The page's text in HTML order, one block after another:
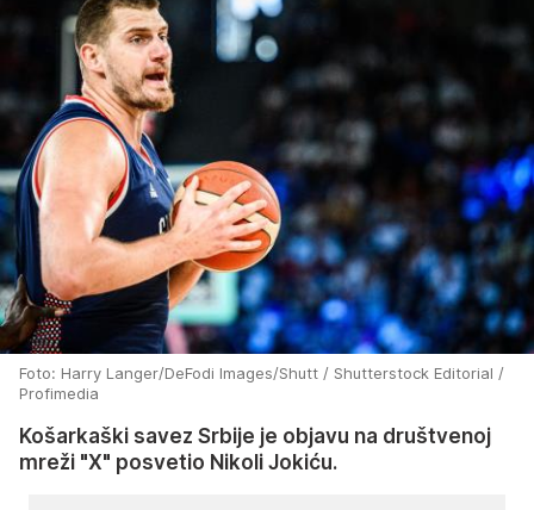
Foto: Harry Langer/DeFodi Images/Shutt / Shutterstock Editorial /
Profimedia
Košarkaški savez Srbije je objavu na društvenoj
mreži "X" posvetio Nikoli Jokiću.